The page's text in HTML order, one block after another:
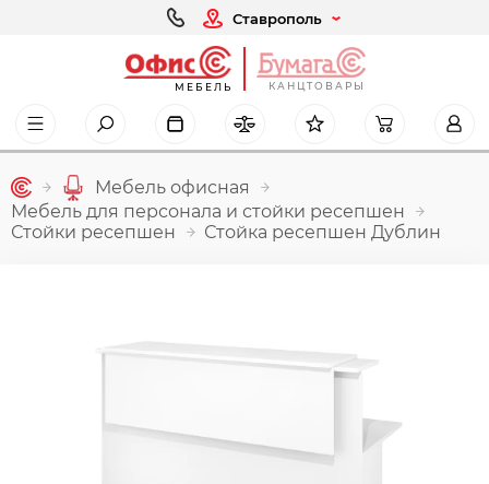
Ставрополь
МЕБЕЛЬ КАНЦТОВАРЫ
Мебель офисная
Мебель для персонала и стойки ресепшен
Стойки ресепшен
Стойка ресепшен Дублин